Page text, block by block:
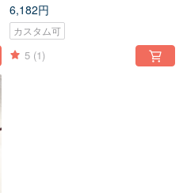
6,182円
カスタム可
5 (1)